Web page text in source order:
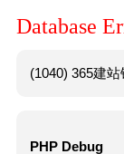
Database
(1040) 365建
PHP Debug